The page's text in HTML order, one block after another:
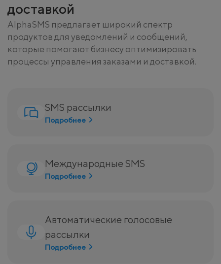
доставкой
AlphaSMS предлагает широкий спектр
продуктов для уведомлений и сообщений,
которые помогают бизнесу оптимизировать
процессы управления заказами и доставкой.
SMS рассылки
Подробнее
Международные SMS
Подробнее
Автоматические голосовые
рассылки
Подробнее